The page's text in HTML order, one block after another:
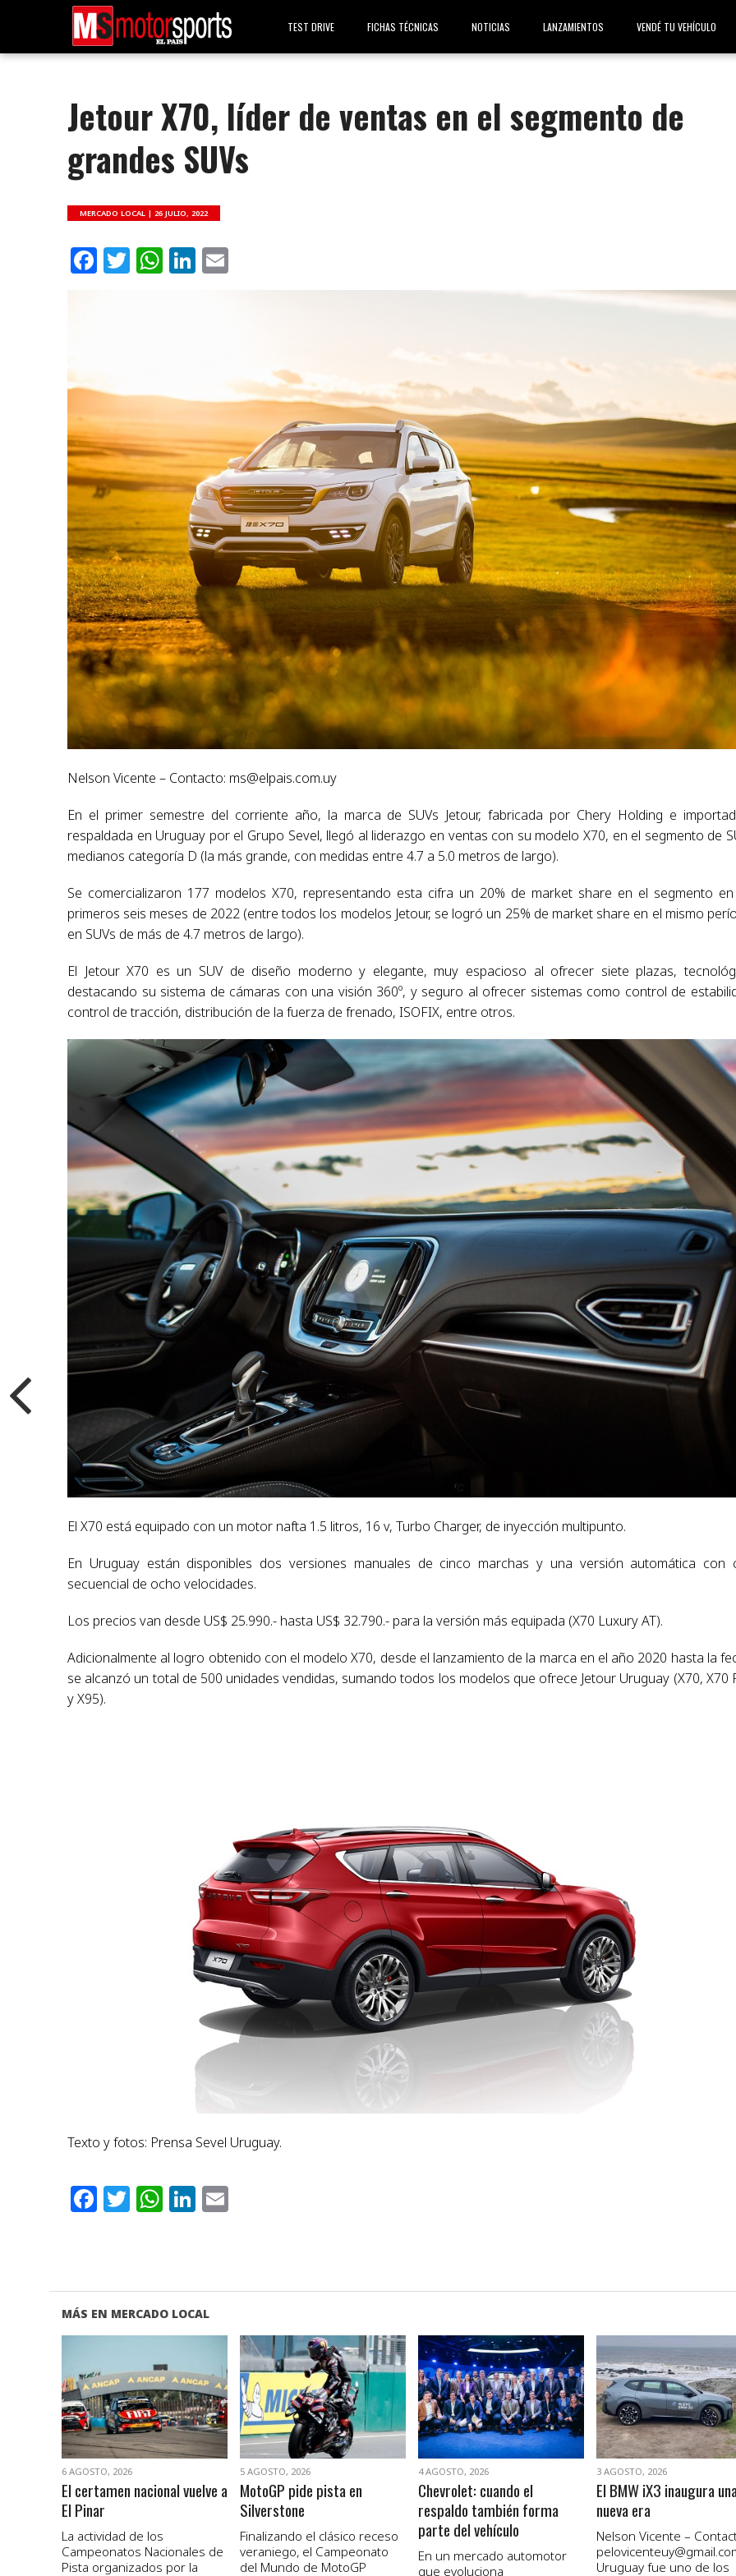
TEST DRIVE FICHAS TÉCNICAS NOTICIAS LANZAMIENTOS VENDÉ TU VEHÍCULO
Jetour X70, líder de ventas en el segmento de
grandes SUVs
MERCADO LOCAL |26 JULIO, 2022
Facebook
Twitter
WhatsApp
LinkedIn
Nelson Vicente – Contacto: ms@elpais.com.uy
En el primer semestre del corriente año, la marca de SUVs Jetour, fabricada por Chery Holding e
respaldada en Uruguay por el Grupo Sevel, llegó al liderazgo en ventas con su modelo X70, en el segmento de
medianos categoría D (la más grande, con medidas entre 4.7 a 5.0 metros de largo).
Se comercializaron 177 modelos X70, representando esta cifra un 20% de market share en el segmento
primeros seis meses de 2022 (entre todos los modelos Jetour, se logró un 25% de market share en el mismo
en SUVs de más de 4.7 metros de largo).
El Jetour X70 es un SUV de diseño moderno y elegante, muy espacioso al ofrecer siete plazas,
destacando su sistema de cámaras con una visión 360º, y seguro al ofrecer sistemas como control de
control de tracción, distribución de la fuerza de frenado, ISOFIX, entre otros.
El X70 está equipado con un motor nafta 1.5 litros, 16 v, Turbo Charger, de inyección multipunto.
En Uruguay están disponibles dos versiones manuales de cinco marchas y una versión automática con
secuencial de ocho velocidades.
Los precios van desde US$ 25.990.- hasta US$ 32.790.- para la versión más equipada (X70 Luxury AT).
Adicionalmente al logro obtenido con el modelo X70, desde el lanzamiento de la marca en el año 2020 hasta la
se alcanzó un total de 500 unidades vendidas, sumando todos los modelos que ofrece Jetour Uruguay (X70, X70
y X95).
Texto y fotos: Prensa Sevel Uruguay.
Facebook
Twitter
WhatsApp
LinkedIn
MÁS EN MERCADO LOCAL
VER NOTA
6 AGOSTO, 2026
El certamen nacional vuelve a
El Pinar
La actividad de los
Campeonatos Nacionales de
Pista organizados por la
VER NOTA
5 AGOSTO, 2026
MotoGP pide pista en
Silverstone
Finalizando el clásico receso
veraniego, el Campeonato
del Mundo de MotoGP
VER NOTA
4 AGOSTO, 2026
Chevrolet: cuando el
respaldo también forma
parte del vehículo
En un mercado automotor
que evoluciona
VER NOTA
3 AGOSTO, 2026
El BMW iX3 inaugura una
nueva era
Nelson Vicente –
Uruguay fue uno de los